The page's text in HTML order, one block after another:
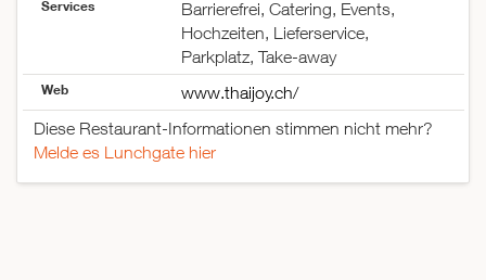
Sonntag
11:00–23:00
Services
Barrierefrei, Catering, Events,
Hochzeiten, Lieferservice,
Parkplatz, Take-away
Web
www.thaijoy.ch/
Diese Restaurant-Informationen stimmen nicht mehr?
Melde es Lunchgate hier